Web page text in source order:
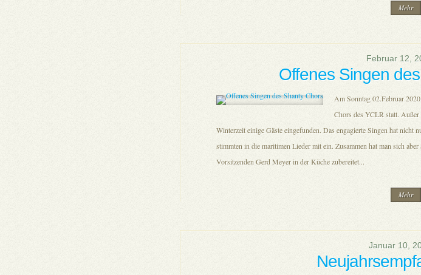
Mehr
Februar 12,
Offenes Singen
Am Sonntag 02.Februar
Chors des YCLR statt. Außer
Winterzeit einige Gäste eingefunden. Das engagierte Singen hat nicht
stimmten in die maritimen Lieder mit ein. Zusammen hat man sich
Vorsitzenden Gerd Meyer in der Küche zubereitet...
Mehr
Januar 10,